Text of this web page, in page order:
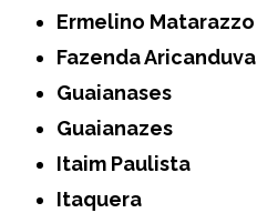
Ermelino Matarazzo
Fazenda Aricanduva
Guaianases
Guaianazes
Itaim Paulista
Itaquera